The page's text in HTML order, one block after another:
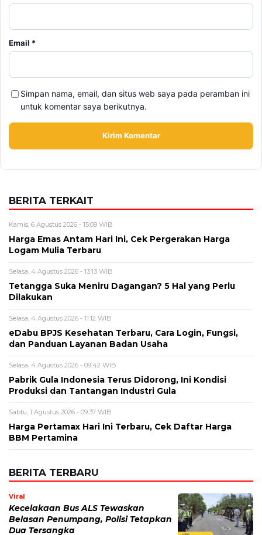
Alamat email tidak akan dipublikasikan. Kolom wajib ditandai *.
Komentar*
Nama *
Simpan nama, email, dan situs web saya pada peramban ini
untuk komentar saya berikutnya.